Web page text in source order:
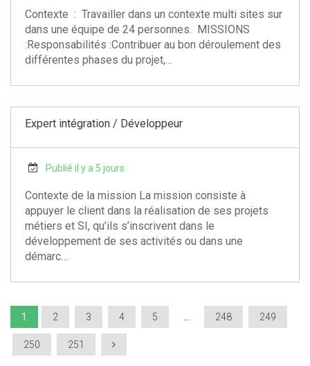
Contexte : Travailler dans un contexte multi sites sur
dans une équipe de 24 personnes. MISSIONS
:Responsabilités :Contribuer au bon déroulement des
différentes phases du projet,…
Expert intégration / Développeur
Publié il y a 5 jours
Contexte de la mission La mission consiste à
appuyer le client dans la réalisation de ses projets
métiers et SI, qu’ils s’inscrivent dans le
développement de ses activités ou dans une
démarc…
1 2 3 4 5 248 249
250 251